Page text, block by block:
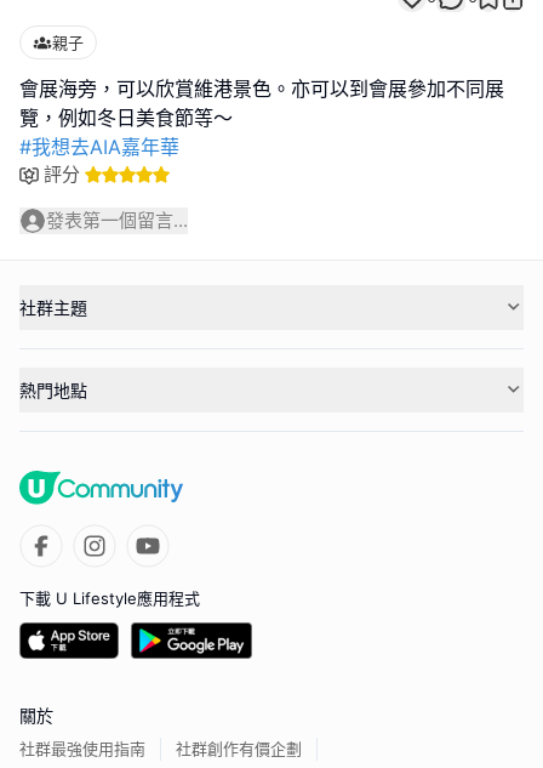
親子
會展海旁，可以欣賞維港景色。亦可以到會展參加不同展
#我想去AIA嘉年華
評分
發表第一個留言...
社群主題
熱門地點
下載 U Lifestyle應用程式
關於
社群最強使用指南 社群創作有價企劃